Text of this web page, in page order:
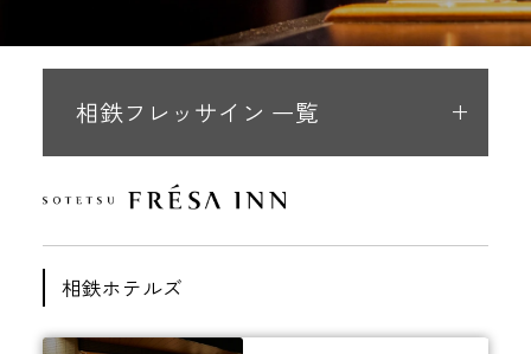
相鉄フレッサイン 一覧
相鉄ホテルズ